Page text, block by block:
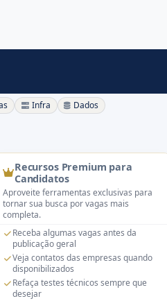
Infra Dados
Recursos Premium para
Candidatos
Aproveite ferramentas exclusivas para
tornar sua busca por vagas mais
completa.
Receba algumas vagas antes da
publicação geral
Veja contatos das empresas quando
disponibilizados
Refaça testes técnicos sempre que
desejar